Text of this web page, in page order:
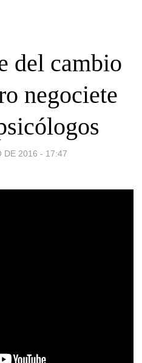
del cambio
negociete
DE 2016 - 17:47